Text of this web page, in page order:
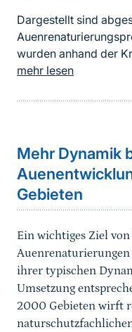
Dargestellt sind
wurden anhand der
mehr lesen
Mehr Dynamik
Gebieten
Ein wichtiges Ziel von
ihrer typischen
Umsetzung
2000 Gebieten wirft